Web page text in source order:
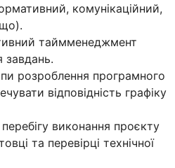
комунікаційний,
таймменеджмент
завдань.
розроблення програмного
відповідність графіку
виконання проєкту
та перевірці технічної